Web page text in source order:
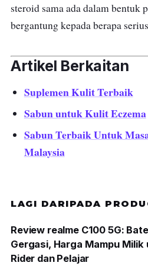
steroid sama ada dalam bentuk
bergantung kepada berapa
Artikel Berkaitan
Suplemen Kulit Terbaik
Sabun untuk Kulit Eczema
Sabun Terbaik Untuk
Malaysia
LAGI DARIPADA
Review realme C100 5G:
Gergasi, Harga Mampu Milik
Rider dan Pelajar